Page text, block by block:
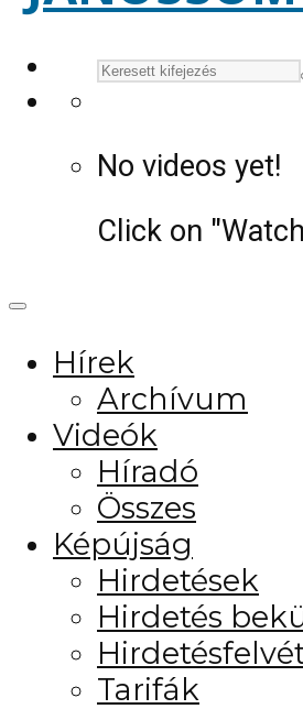
No videos yet!
Click on
Hírek
Archívum
Videók
Híradó
Összes
Képújság
Hirdetések
Hirdetés
Tarifák